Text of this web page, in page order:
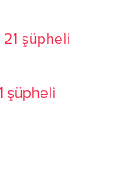
şüpheli